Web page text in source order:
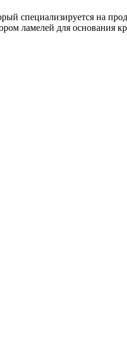
специализируется на
ламелей для основания